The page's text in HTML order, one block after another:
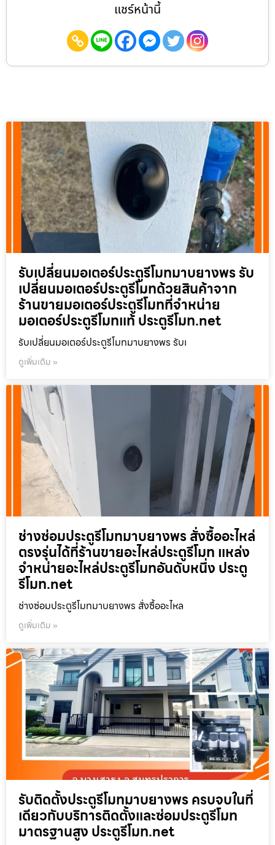
แชร์หน้านี้
รับเปลี่ยนมอเตอร์ประตูรีโมทมาบยางพร รับ
เปลี่ยนมอเตอร์ประตูรีโมทด้วยสินค้าจาก
ร้านขายมอเตอร์ประตูรีโมทที่จำหน่าย
มอเตอร์ประตูรีโมทแท้ ประตูรีโมท.net
รับเปลี่ยนมอเตอร์ประตูรีโมทมาบยางพร รับเ
ดูเพิ่มเติม »
ช่างซ่อมประตูรีโมทมาบยางพร สั่งซื้ออะไหล่
ตรงรุ่นได้ที่ร้านขายอะไหล่ประตูรีโมท แหล่ง
จำหน่ายอะไหล่ประตูรีโมทอันดับหนึ่ง ประตู
รีโมท.net
ช่างซ่อมประตูรีโมทมาบยางพร สั่งซื้ออะไหล
ดูเพิ่มเติม »
รับติดตั้งประตูรีโมทมาบยางพร ครบจบในที่
เดียวกับบริการติดตั้งและซ่อมประตูรีโมท
มาตรฐานสูง ประตูรีโมท.net